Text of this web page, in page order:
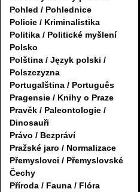
Pohled / Pohlednice
Policie / Kriminalistika
Politika / Politické myšlení
Polsko
Polština / Język polski /
Polszczyzna
Portugalština / Português
Pragensie / Knihy o Praze
Pravěk / Paleontologie /
Dinosauři
Právo / Bezpráví
Pražské jaro / Normalizace
Přemyslovci / Přemyslovské
Čechy
Příroda / Fauna / Flóra